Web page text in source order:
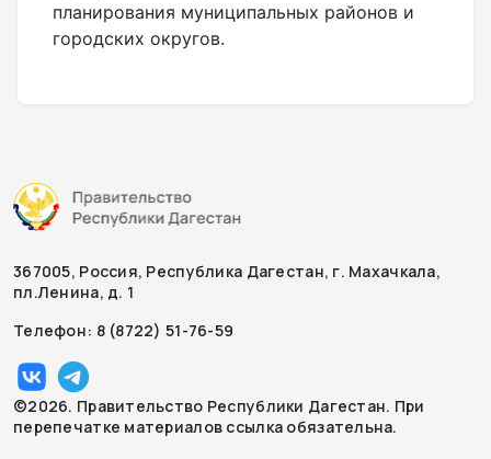
планирования муниципальных районов и
городских округов.
367005, Россия, Республика Дагестан, г. Махачкала,
пл.Ленина, д. 1
Телефон: 8 (8722) 51-76-59
©2026. Правительство Республики Дагестан. При
перепечатке материалов ссылка обязательна.